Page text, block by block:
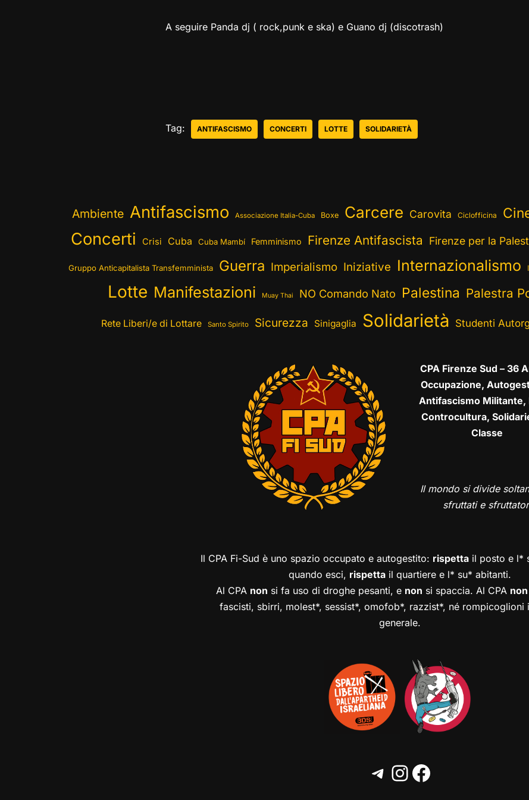
A seguire Panda dj ( rock,punk e ska) e Guano dj (discotrash)
Tag: ANTIFASCISMO CONCERTI LOTTE SOLIDARIETÀ
Ambiente Antifascismo Associazione Italia-Cuba Boxe Carcere Carovita Ciclofficina
Concerti Crisi Cuba Cuba Mambí Femminismo Firenze Antifascista Firenze per la
Gruppo Anticapitalista Transfemminista Guerra Imperialismo Iniziative Internazionalismo
Lotte Manifestazioni Muay Thai NO Comando Nato Palestina Palestra
Rete Liberi/e di Lottare Santo Spirito Sicurezza Sinigaglia Solidarietà Studenti
CPA Firenze Sud – 36
Occupazione,
Antifascismo Militante,
Controcultura,
Classe
Il mondo si divide
sfruttati e
Il CPA Fi-Sud è uno spazio occupato e autogestito: rispettail posto e l*
quando esci, rispetta il quartiere e l* su* abitanti.
Al CPA non si fa uso di droghe pesanti, e non si spaccia. Al CPA non
fascisti, sbirri, molest*, sessist*, omofob*, razzist*, né rompicoglioni
generale.